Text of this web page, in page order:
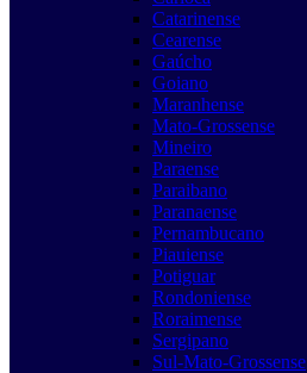
Catarinense
Cearense
Gaúcho
Goiano
Maranhense
Mato-Grossense
Mineiro
Paraense
Paraibano
Paranaense
Pernambucano
Piauiense
Potiguar
Rondoniense
Roraimense
Sergipano
Sul-Mato-Grossense